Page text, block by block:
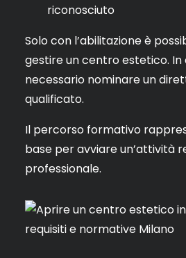
riconosciuto
Solo con l’abilitazione è
gestire un centro estetico.
necessario nominare un
qualificato.
Il percorso formativo
base per avviare un’attività
professionale.